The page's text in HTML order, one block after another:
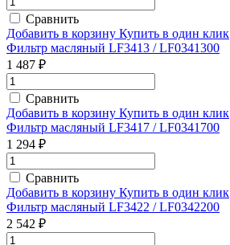
Сравнить
Добавить в корзину Купить в один клик
Фильтр масляный LF3413 / LF0341300
1 487 ₽
Сравнить
Добавить в корзину Купить в один клик
Фильтр масляный LF3417 / LF0341700
1 294 ₽
Сравнить
Добавить в корзину Купить в один клик
Фильтр масляный LF3422 / LF0342200
2 542 ₽